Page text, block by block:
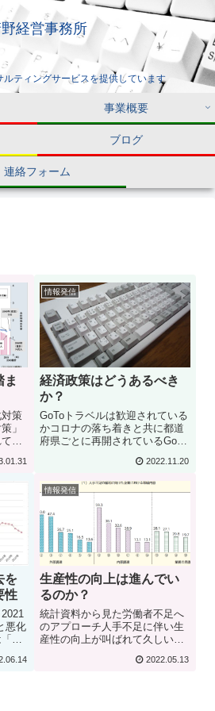
経営事務所
ルティングサービスを提供しています
事業概要
ブログ
連絡フォーム
ま
策
」
い
援、
立
ど
情報発信
経済政策はどうあるべき
か？
GoToトラベルは歓迎されている
かコロナの落ち着きと共に都道
府県ごとに再開されているGoto
くさや、旅行業者や宿泊業者の
負担が大きいことから、あまり
好評とは言えない。業者側から
不評であったとしてもこれが経
済の活性...
2022.11.20
を
性
悪化
コ
策が
情報発信
生産性の向上は進んでい
るのか？
統計資料から見た労働者不足へ
のアプローチ人手不足に伴い生
産性の向上が叫ばれて久しい
でいるのか？数年前の統計資料
2022.05.13